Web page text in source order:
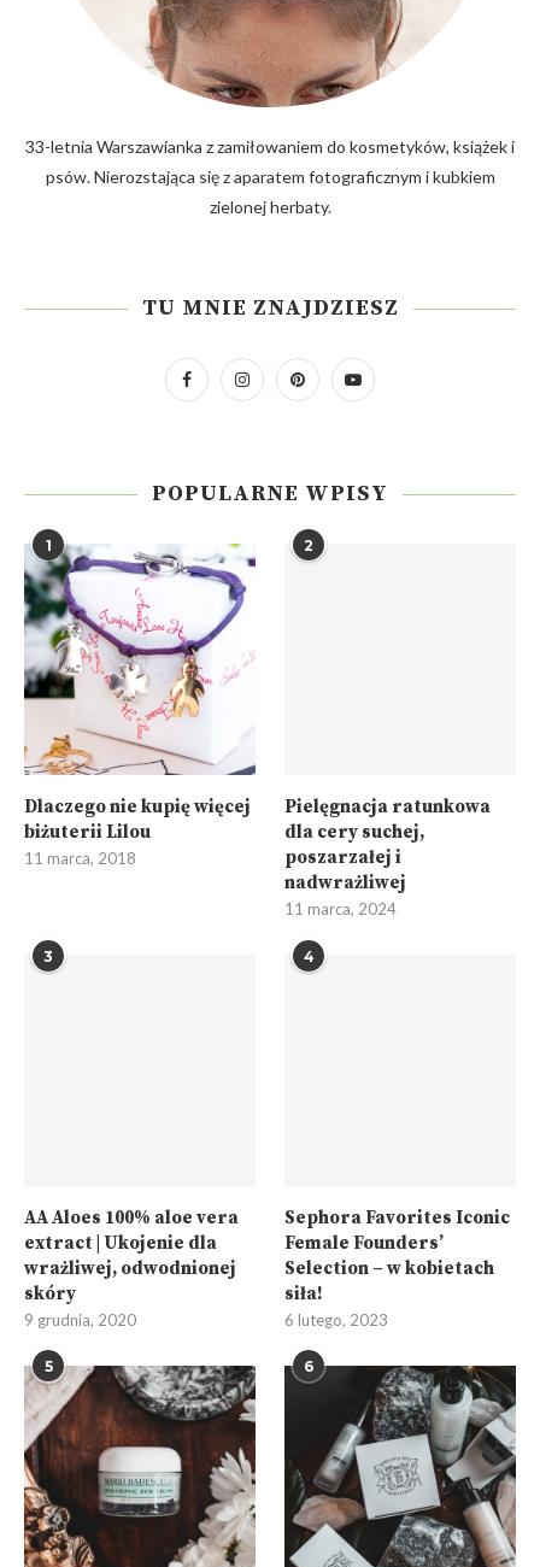
33-letnia Warszawianka z zamiłowaniem do kosmetyków, książek i
psów. Nierozstająca się z aparatem fotograficznym i kubkiem
zielonej herbaty.
TU MNIE ZNAJDZIESZ
POPULARNE WPISY
1
Dlaczego nie kupię więcej
biżuterii Lilou
11 marca, 2018
2
Pielęgnacja ratunkowa
dla cery suchej,
poszarzałej i
nadwrażliwej
11 marca, 2024
3
AA Aloes 100% aloe vera
extract | Ukojenie dla
wrażliwej, odwodnionej
skóry
9 grudnia, 2020
4
Sephora Favorites Iconic
Female Founders’
Selection – w kobietach
siła!
6 lutego, 2023
5 6